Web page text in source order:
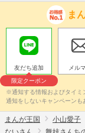
ま
友だち追加
限定クーポン
メル
※通知する情報およびタイミ
通知をしないキャンペーンも
まんが王国 小山愛子